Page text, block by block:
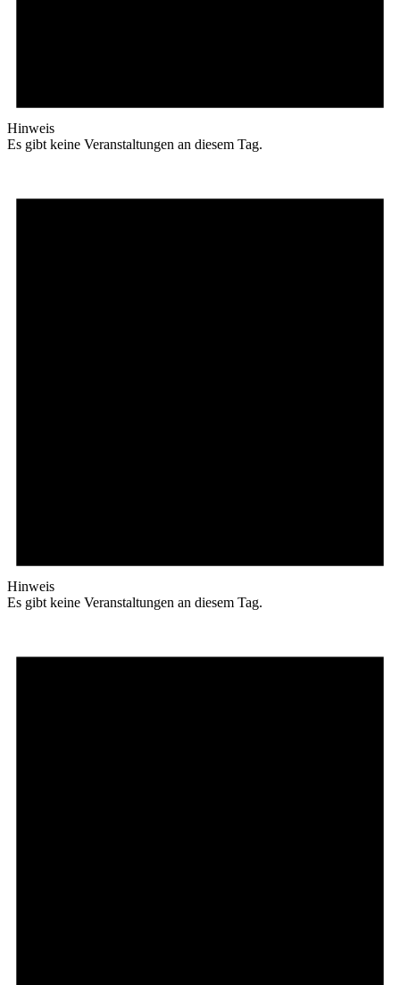
Hinweis
Es gibt keine Veranstaltungen an diesem Tag.
Hinweis
Es gibt keine Veranstaltungen an diesem Tag.